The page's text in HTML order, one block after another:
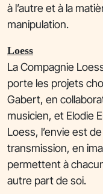
à l’autre et à la
manipulation.
Loess
La Compagnie
porte les projets
Gabert, en
musicien, et Elodie
Loess, l’envie est
transmission, en
permettent à
autre part de soi.